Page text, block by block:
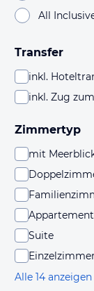
All
Transfer
inkl.
inkl. Zug
Zimmertyp
mit
Appartement
Suite
Einzelzimmer
Alle 14 anzeigen